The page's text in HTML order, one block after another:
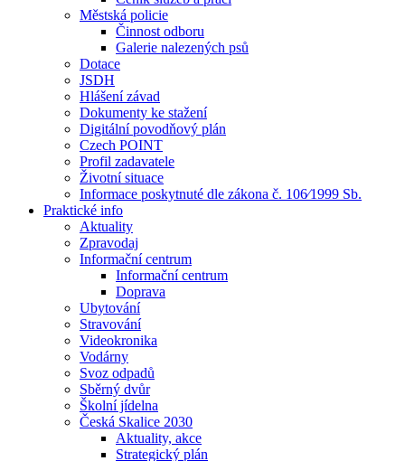
Městská policie
Činnost odboru
Galerie nalezených psů
Dotace
JSDH
Hlášení závad
Dokumenty ke stažení
Digitální povodňový plán
Czech POINT
Profil zadavatele
Životní situace
Informace poskytnuté dle zákona č. 106⁄1999 Sb.
Praktické info
Aktuality
Zpravodaj
Informační centrum
Informační centrum
Doprava
Ubytování
Stravování
Videokronika
Vodárny
Svoz odpadů
Sběrný dvůr
Školní jídelna
Česká Skalice 2030
Aktuality, akce
Strategický plán